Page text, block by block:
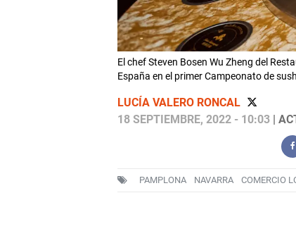
El chef Steven Bosen Wu Zheng del
España en el primer Campeonato de
LUCÍA VALERO RONCAL
18 SEPTIEMBRE, 2022 - 10:03|
PAMPLONA NAVARRA COMERCIO